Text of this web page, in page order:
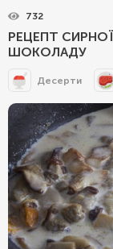
732
РЕЦЕПТ
ШОКОЛАДУ
Десерти